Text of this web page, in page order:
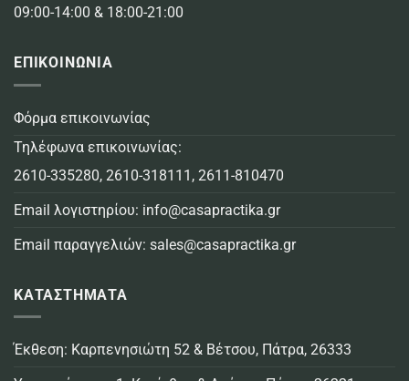
09:00-14:00 & 18:00-21:00
ΕΠΙΚΟΙΝΩΝΙΑ
Φόρμα επικοινωνίας
Τηλέφωνα επικοινωνίας:
2610-335280, 2610-318111 , 2611-810470
Email λογιστηρίου: info@casapractika.gr
Email παραγγελιών: sales@casapractika.gr
ΚΑΤΑΣΤΗΜΑΤΑ
Έκθεση: Καρπενησιώτη 52 & Βέτσου, Πάτρα, 26333